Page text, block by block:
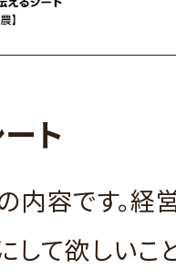
ト
内容です。経
して欲しいこ